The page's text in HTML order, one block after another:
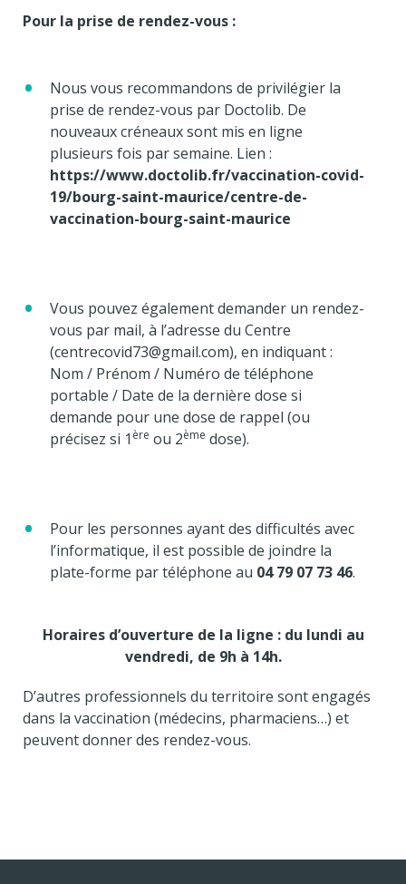
Pour la prise de rendez-vous :
Nous vous recommandons de privilégier la
prise de rendez-vous par Doctolib. De
nouveaux créneaux sont mis en ligne
plusieurs fois par semaine. Lien :
https://www.doctolib.fr/vaccination-covid-
19/bourg-saint-maurice/centre-de-
vaccination-bourg-saint-maurice
Vous pouvez également demander un rendez-
vous par mail, à l’adresse du Centre
(centrecovid73@gmail.com), en indiquant :
Nom / Prénom / Numéro de téléphone
portable / Date de la dernière dose si
demande pour une dose de rappel (ou
précisez si 1 ère ou 2ème dose).
Pour les personnes ayant des difficultés avec
l’informatique, il est possible de joindre la
plate-forme par téléphone au 04 79 07 73 46.
Horaires d’ouverture de la ligne : du lundi au
vendredi, de 9h à 14h.
D’autres professionnels du territoire sont engagés
dans la vaccination (médecins, pharmaciens…) et
peuvent donner des rendez-vous.